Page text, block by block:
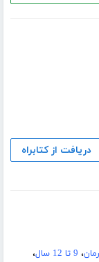
دریافت از کتابراه
، 9 تا 12 سال
،